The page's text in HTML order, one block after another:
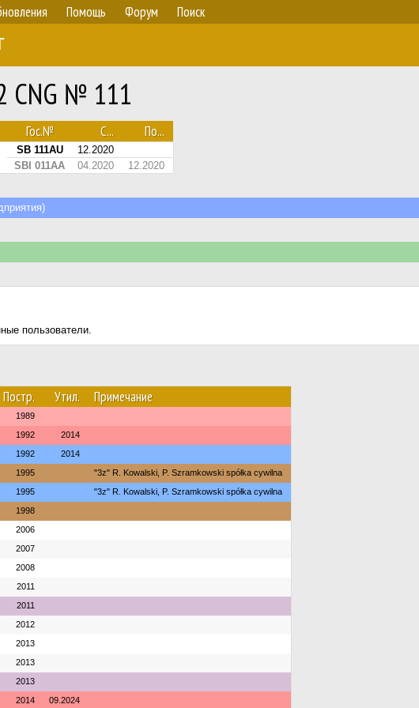
Помощь Форум Поиск
CNG № 111
Гос.№ С... По...
SB 111AU
12.2020
SBI 011AA
04.2020 12.2020
пользователи.
Постр. Утил. Примечание
1989
1992 2014
1992 2014
1995 "3z" R. Kowalski, P. Szramkowski spółka cywilna
1995 "3z" R. Kowalski, P. Szramkowski spółka cywilna
1998
2006
2007
2008
2011
2011
2012
2013
2013
2013
2014 09.2024